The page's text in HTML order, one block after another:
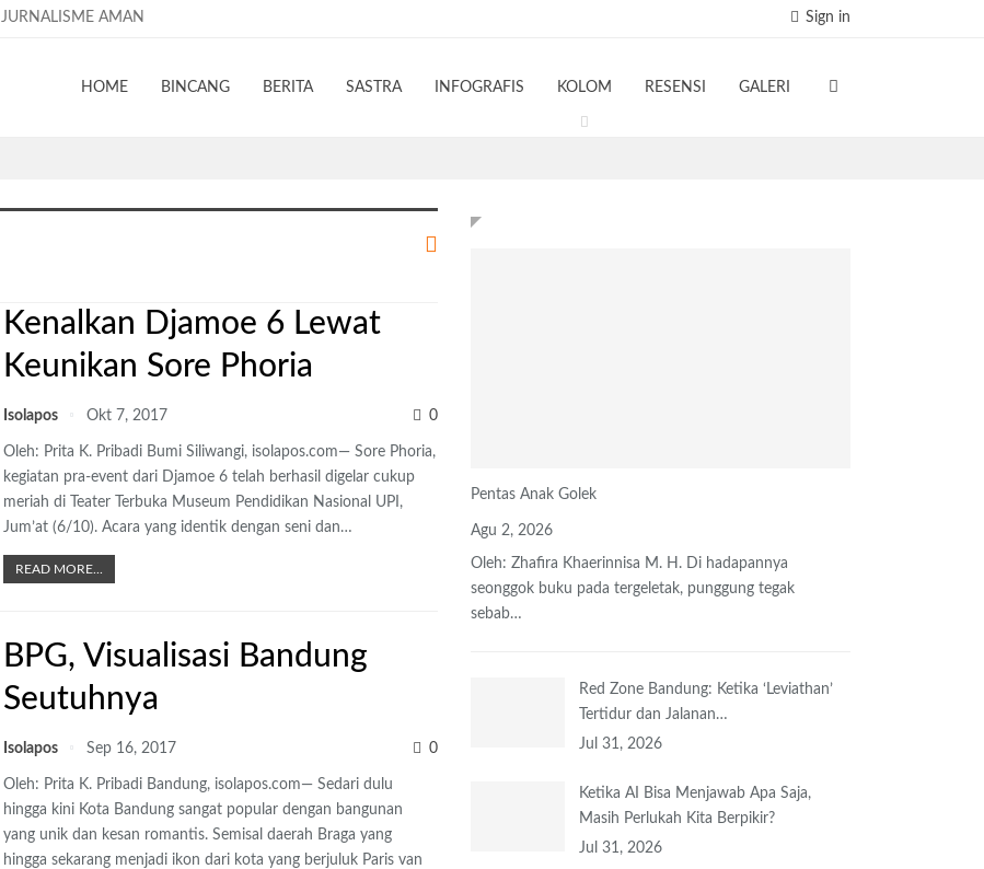
Sign in
JURNALISME AMAN
HOME BINCANG BERITA SASTRA INFOGRAFIS KOLOM RESENSI GALERI
Kenalkan Djamoe 6 Lewat
Keunikan Sore Phoria
Isolapos Okt 7, 2017 0
Oleh: Prita K. Pribadi Bumi Siliwangi, isolapos.com— Sore Phoria,
kegiatan pra-event dari Djamoe 6 telah berhasil digelar cukup
meriah di Teater Terbuka Museum Pendidikan Nasional UPI,
Jum’at (6/10). Acara yang identik dengan seni dan…
READ MORE...
BPG, Visualisasi Bandung
Seutuhnya
Isolapos Sep 16, 2017 0
Oleh: Prita K. Pribadi Bandung, isolapos.com— Sedari dulu
hingga kini Kota Bandung sangat popular dengan bangunan
yang unik dan kesan romantis. Semisal daerah Braga yang
hingga sekarang menjadi ikon dari kota yang berjuluk Paris van
Pentas Anak Golek
Agu 2, 2026
Oleh: Zhafira Khaerinnisa M. H. Di hadapannya
seonggok buku pada tergeletak, punggung tegak
sebab…
Red Zone Bandung: Ketika ‘Leviathan’
Tertidur dan Jalanan…
Jul 31, 2026
Ketika AI Bisa Menjawab Apa Saja,
Masih Perlukah Kita Berpikir?
Jul 31, 2026